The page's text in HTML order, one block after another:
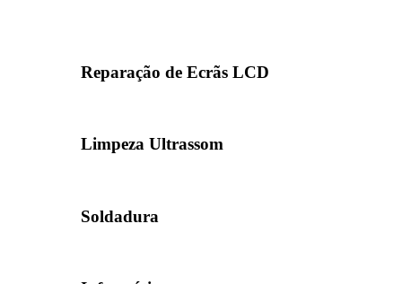
Reparação de Ecrãs LCD
Limpeza Ultrassom
Soldadura